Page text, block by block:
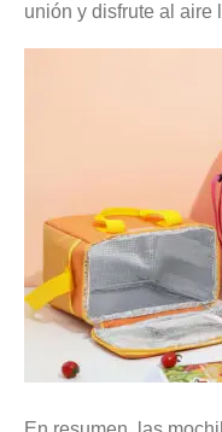
unión y disfrute al aire